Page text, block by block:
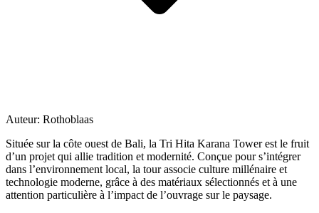
Auteur: Rothoblaas
Située sur la côte ouest de Bali, la Tri Hita Karana Towerest le fruit
d’un projet qui allie tradition et modernité. Conçue pour s’intégrer
dans l’environnement local, la tourassocie culture millénaire et
technologie moderne, grâce à des matériaux sélectionnés et à une
attention particulière à l’impact de l’ouvrage sur le paysage.